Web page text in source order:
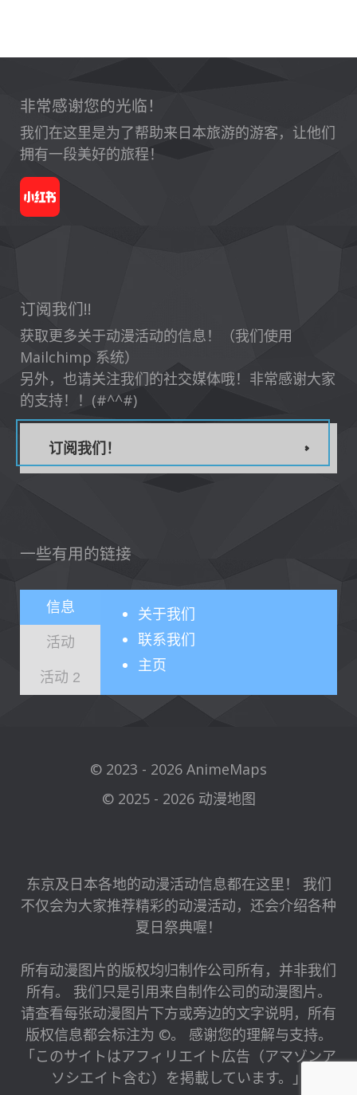
非常感谢您的光临！
我们在这里是为了帮助来日本旅游的游客，让他们
拥有一段美好的旅程！
订阅我们!!
获取更多关于动漫活动的信息！（我们使用
Mailchimp 系统）
另外，也请关注我们的社交媒体哦！非常感谢大家
的支持！！(#^^#)
订阅我们！
一些有用的链接
信息
活动
活动 2
关于我们
联系我们
主页
© 2023 - 2026 AnimeMaps
© 2025 - 2026 动漫地图
东京及日本各地的动漫活动信息都在这里！ 我们
不仅会为大家推荐精彩的动漫活动，还会介绍各种
夏日祭典喔！
所有动漫图片的版权均归制作公司所有，并非我们
所有。 我们只是引用来自制作公司的动漫图片。
请查看每张动漫图片下方或旁边的文字说明，所有
版权信息都会标注为 ©。 感谢您的理解与支持。
「このサイトはアフィリエイト広告（アマゾンア
ソシエイト含む）を掲載しています。」